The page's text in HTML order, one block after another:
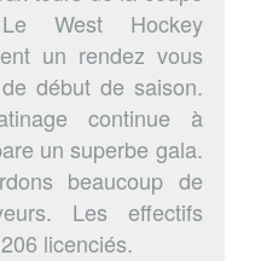
West Hockey
un rendez vous
début de saison.
continue à
un superbe gala.
beaucoup de
Les effectifs
licenciés.